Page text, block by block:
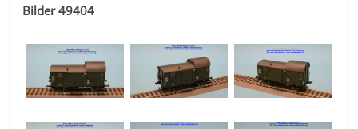
Bilder 49404